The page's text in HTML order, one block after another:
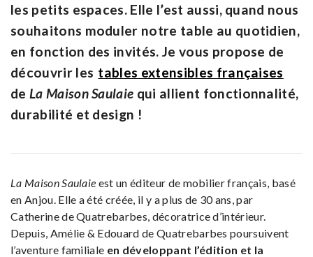
les petits espaces. Elle l’est aussi, quand nous
souhaitons moduler notre table au quotidien,
en fonction des invités. Je vous propose de
découvrir les tables extensibles françaises
de La Maison Saulaie qui allient fonctionnalité,
durabilité et design !
La Maison Saulaie est un éditeur de mobilier français, basé
en Anjou. Elle a été créée, il y a plus de 30 ans, par
Catherine de Quatrebarbes, décoratrice d’intérieur.
Depuis, Amélie & Edouard de Quatrebarbes poursuivent
l’aventure familiale en développant l’édition et la